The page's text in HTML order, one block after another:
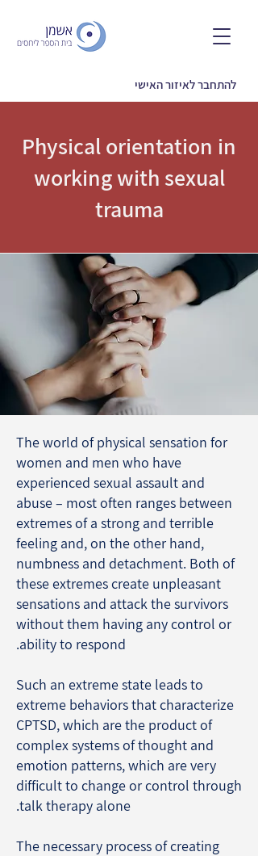
להתחבר לאיזור האישי
Physical orientation in
working with sexual
trauma
The world of physical sensation for
women and men who have
experienced sexual assault and
abuse – most often ranges between
extremes of a strong and terrible
feeling and, on the other hand,
numbness and detachment. Both of
these extremes create unpleasant
sensations and attack the survivors
without them having any control or
ability to respond.
Such an extreme state leads to
extreme behaviors that characterize
CPTSD, which are the product of
complex systems of thought and
emotion patterns, which are very
difficult to change or control through
talk therapy alone.
The necessary process of creating